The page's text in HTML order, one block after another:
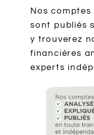
Nos
sont publiés
y trouverez
financières
experts